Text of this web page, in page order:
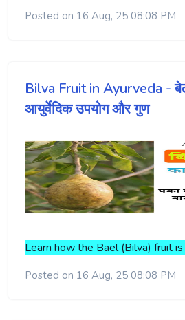
Posted on 16 Aug, 25 08:08 PM
Bilva Fruit in Ayurveda -
आयुर्वेदिक उपयोग और गुण
Learn how the Bael (Bilva) fruit
Posted on 16 Aug, 25 08:08 PM